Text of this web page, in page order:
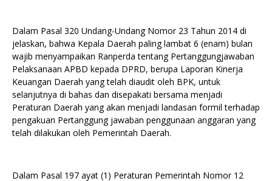
Dalam Pasal 320 Undang-Undang Nomor 23 Tahun 2014 di
jelaskan, bahwa Kepala Daerah paling lambat 6 (enam) bulan
wajib menyampaikan Ranperda tentang Pertanggungjawaban
Pelaksanaan APBD kepada DPRD, berupa Laporan Kinerja
Keuangan Daerah yang telah diaudit oleh BPK, untuk
selanjutnya di bahas dan disepakati bersama menjadi
Peraturan Daerah yang akan menjadi landasan formil terhadap
pengakuan Pertanggung jawaban penggunaan anggaran yang
telah dilakukan oleh Pemerintah Daerah.
Dalam Pasal 197 ayat (1) Peraturan Pemerintah Nomor 12